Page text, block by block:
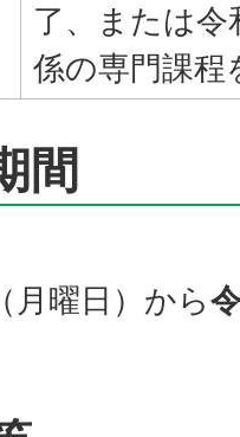
了、または
係の専門課程
間
曜日）から